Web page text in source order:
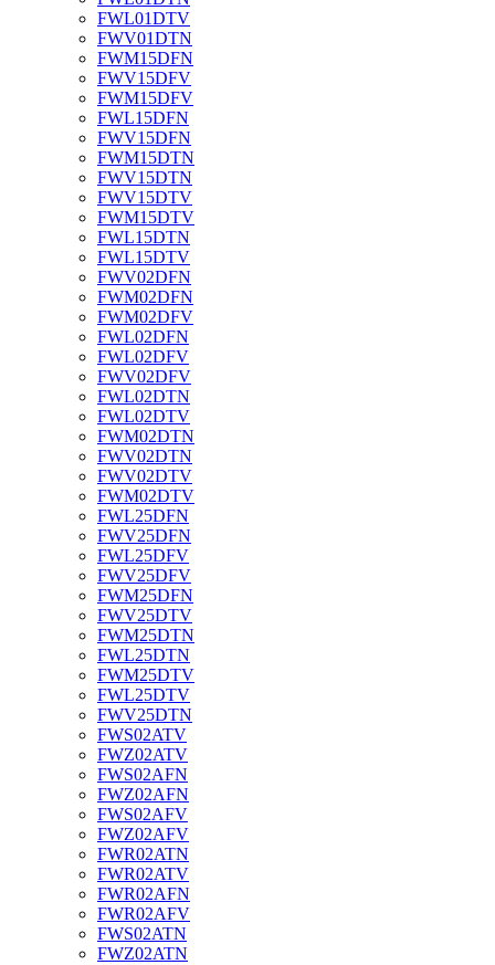
FWL01DTV
FWV01DTN
FWM15DFN
FWV15DFV
FWM15DFV
FWL15DFN
FWV15DFN
FWM15DTN
FWV15DTN
FWV15DTV
FWM15DTV
FWL15DTN
FWL15DTV
FWV02DFN
FWM02DFN
FWM02DFV
FWL02DFN
FWL02DFV
FWV02DFV
FWL02DTN
FWL02DTV
FWM02DTN
FWV02DTN
FWV02DTV
FWM02DTV
FWL25DFN
FWV25DFN
FWL25DFV
FWV25DFV
FWM25DFN
FWV25DTV
FWM25DTN
FWL25DTN
FWM25DTV
FWL25DTV
FWV25DTN
FWS02ATV
FWZ02ATV
FWS02AFN
FWZ02AFN
FWS02AFV
FWZ02AFV
FWR02ATN
FWR02ATV
FWR02AFN
FWR02AFV
FWS02ATN
FWZ02ATN